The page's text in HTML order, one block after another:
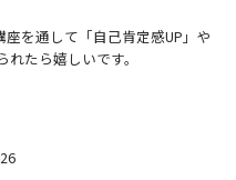
を通して「自己肯定感UP」や
たら嬉しいです。